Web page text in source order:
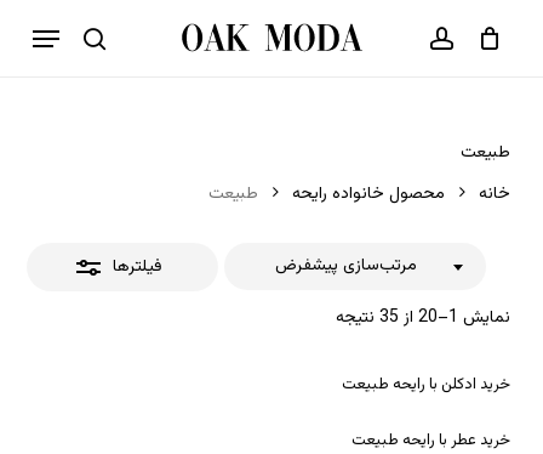
جستجو حساب کاربری
فهرست
سبد خرید بستن
طبیعت
خانه
محصول خانواده رایحه طبیعت
فیلترها
نمایش 1–20 از 35 نتیجه
مرتب‌سازی پیشفرض
بستن
خرید ادکلن با رایحه طبیعت
خرید عطر با رایحه طبیعت